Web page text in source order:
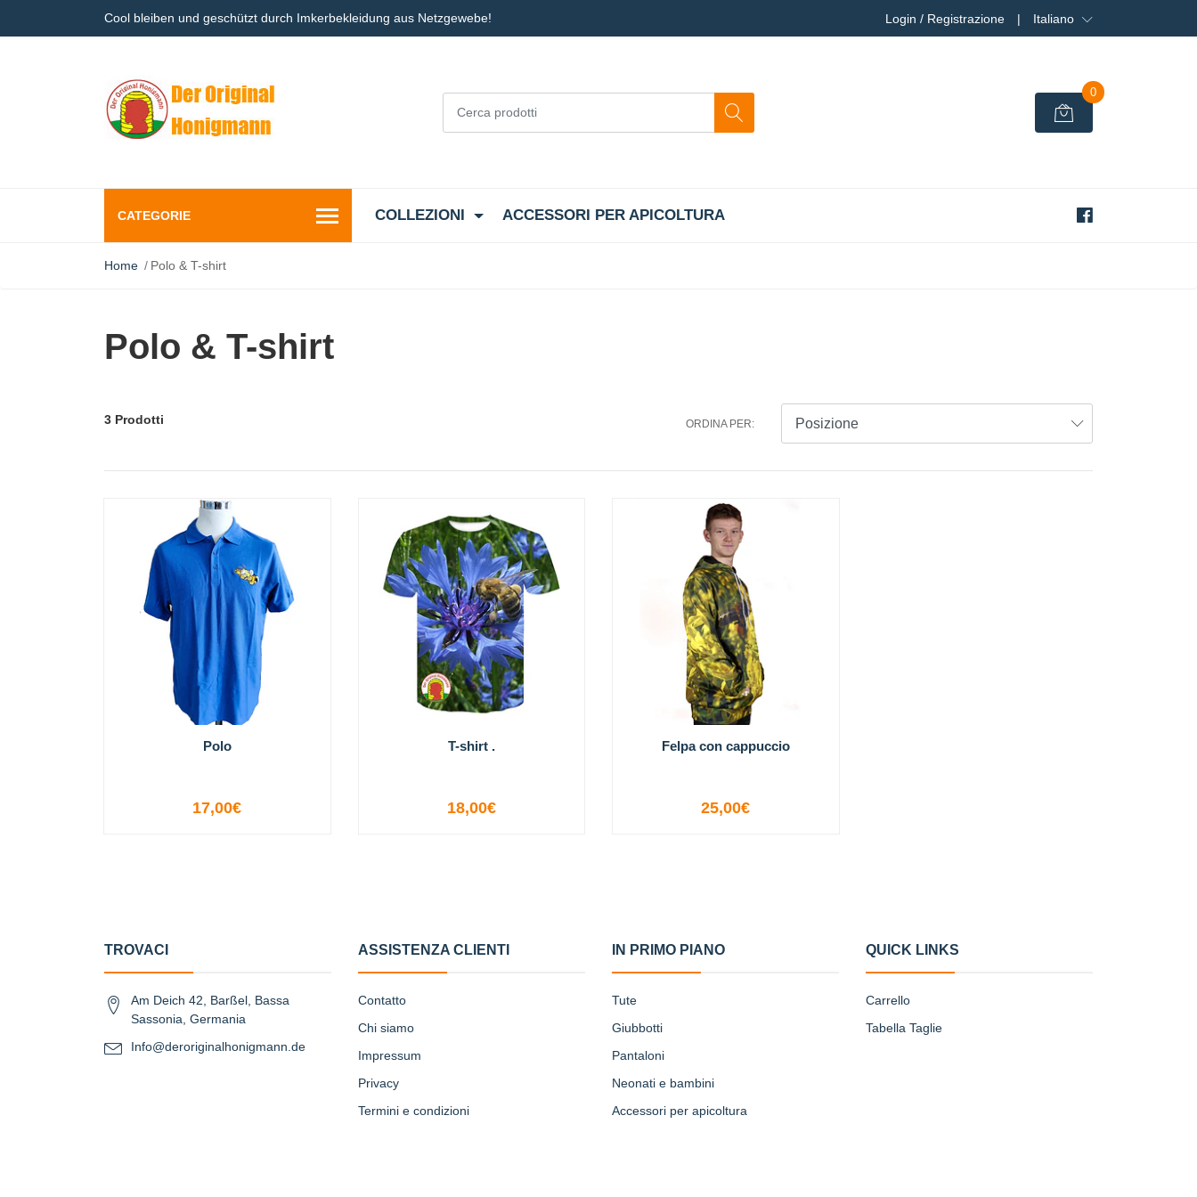
Cool bleiben und geschützt durch Imkerbekleidung aus Netzgewebe! Login / Registrazione | Italiano
0
CATEGORIE COLLEZIONI ACCESSORI PER APICOLTURA
Home Polo & T-shirt
Polo & T-shirt
3 Prodotti ORDINA PER:
Polo
VISUALIZZA LE OPZIONI
17,00€
T-shirt .
VISUALIZZA LE OPZIONI
18,00€
Felpa con cappuccio
VISUALIZZA LE OPZIONI
25,00€
TROVACI
Am Deich 42, Barßel, Bassa
Sassonia, Germania
Info@deroriginalhonigmann.de
ASSISTENZA CLIENTI
Contatto
Chi siamo
Impressum
Privacy
Termini e condizioni
IN PRIMO PIANO
Tute
Giubbotti
Pantaloni
Neonati e bambini
Accessori per apicoltura
QUICK LINKS
Carrello
Tabella Taglie